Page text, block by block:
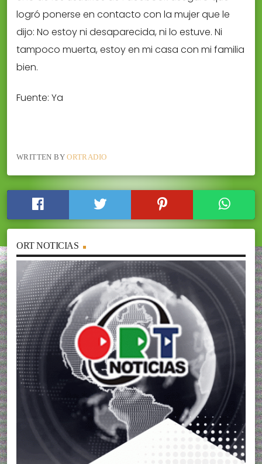
logró ponerse en contacto con la mujer que le
dijo: No estoy ni desaparecida, ni lo estuve. Ni
tampoco muerta, estoy en mi casa con mi familia
bien.
Fuente: Ya
WRITTEN BYORTRADIO
ORT NOTICIAS